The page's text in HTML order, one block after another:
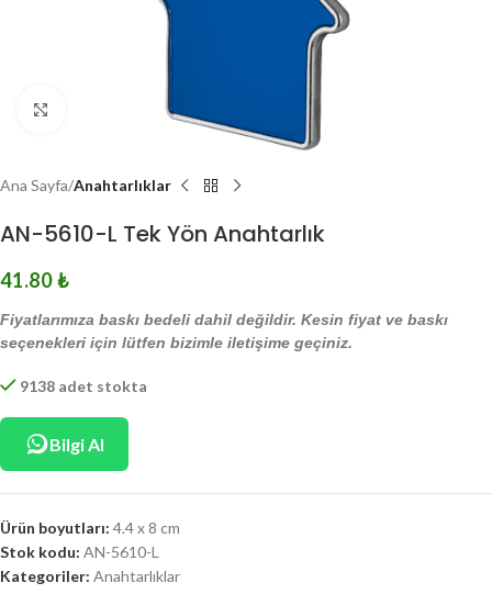
Click to enlarge
Ana Sayfa Anahtarlıklar
AN-5610-L Tek Yön Anahtarlık
41.80₺
Fiyatlarımıza baskı bedeli dahil değildir. Kesin fiyat ve baskı
seçenekleri için lütfen bizimle iletişime geçiniz.
9138 adet stokta
Bilgi Al
Ürün boyutları: 4.4 x 8 cm
Stok kodu: AN-5610-L
Kategoriler: Anahtarlıklar